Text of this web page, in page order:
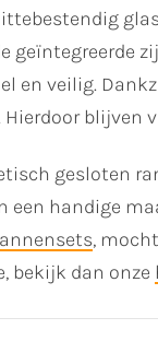
geïntegreerde
en veilig.
blijven
gesloten
een handige
,
bekijk dan onze